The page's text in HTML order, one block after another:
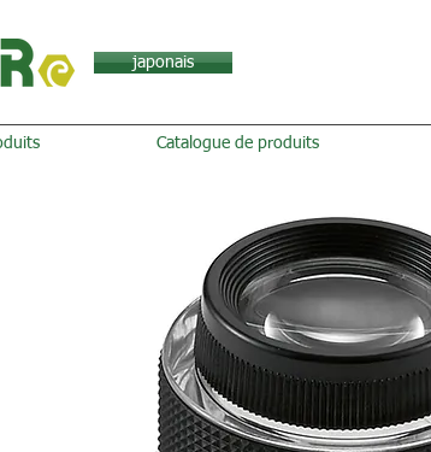
japonais
Catalogue de produits